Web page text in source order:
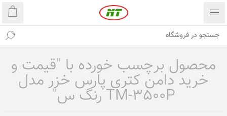
محصول برچسب خورده با "قیمت و
خرید دامن کتری پارس خزر مدل
TM-3500P رنگ س"